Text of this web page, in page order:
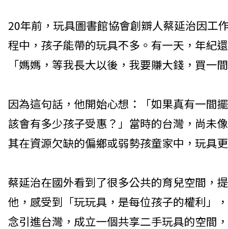
20年前，玩具圖書館協會創辧人蔡延治因工
程中，孩子能帶的玩具不多。有一天，年紀
「媽媽，等我長大以後，我要賺大錢，買一
因為這句話，他開始心想：「如果真有一間
該會有多少孩子受惠？」當時的台灣，尚未
其在資源欠缺的偏鄉或弱勢孩童家中，玩具
蔡延治在國外看到了很多公共的育兒空間，
他，感受到「玩玩具，是每位孩子的權利」
念引進台灣，成立一個共享二手玩具的空間